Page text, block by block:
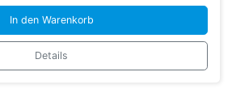
In den Warenkorb
Details